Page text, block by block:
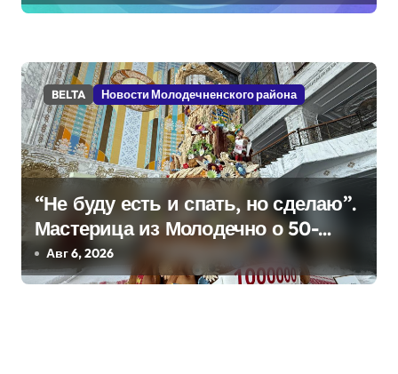
BELTA Новости Молодечненского района
“Не буду есть и спать, но сделаю”.
Мастерица из Молодечно о 50-
килограммовом каравае для
Дворца Независимости
Авг 6, 2026